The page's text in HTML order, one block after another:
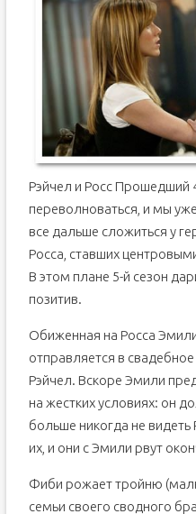
Рэйчел и Росс Прошедший
переволноваться, и мы
все дальше сложиться у
Росса, ставших
В этом плане 5-й сезон
позитив.
Обиженная на Росса
отправляется в
Рэйчел. Вскоре Эмили
на жестких условиях: он
больше никогда не
их, и они с Эмили рвут
Фиби рожает тройню
семьи своего сводного